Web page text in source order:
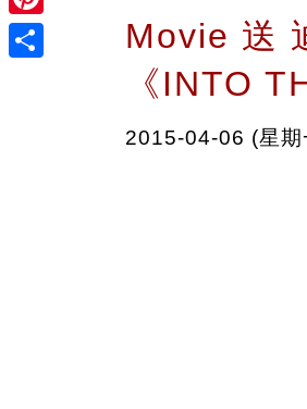
Pinterest
Movie 送
《INTO
2015-04-06 (星期